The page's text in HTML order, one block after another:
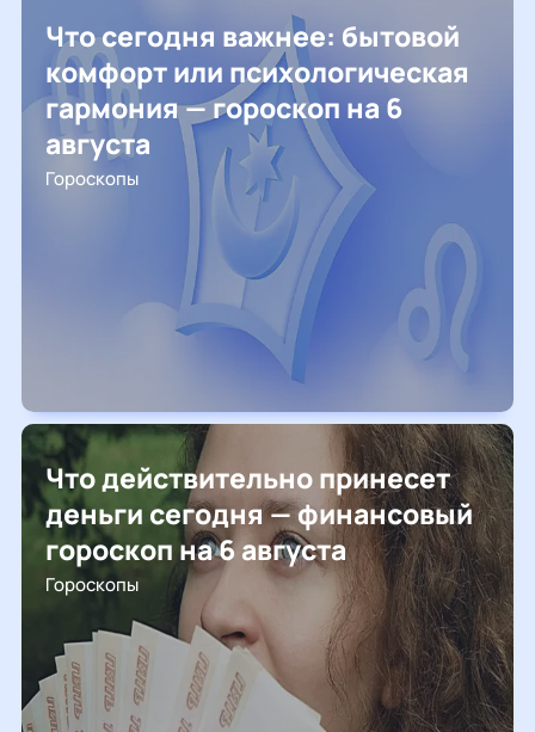
Что сегодня важнее: бытовой
комфорт или психологическая
гармония — гороскоп на 6
августа
Гороскопы
Что действительно принесет
деньги сегодня — финансовый
гороскоп на 6 августа
Гороскопы